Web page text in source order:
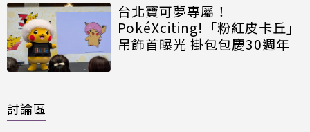
台北寶可夢專屬！
PokéXciting!「粉紅皮卡丘」
吊飾首曝光 掛包包慶30週年
討論區